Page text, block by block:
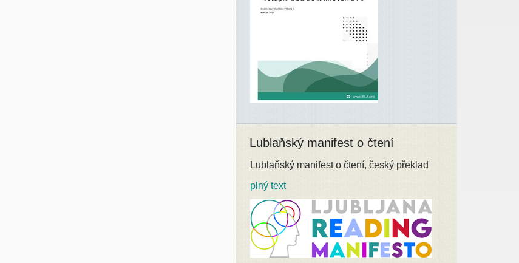
Lublaňský manifest o čtení
Lublaňský manifest o čtení, český překlad
plný text